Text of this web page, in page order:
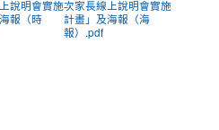
說明會實施
報（時
次家長線上說明會實施
計畫」及海報（海
報）.pdf